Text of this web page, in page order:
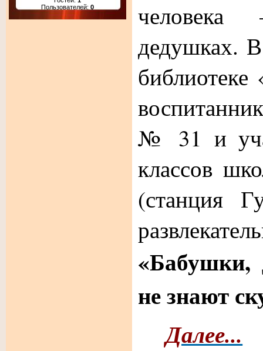
Пользователей: 0
дедушках.
№ 31 и
классов
(станция
«Бабушки,
не знают
Далее...